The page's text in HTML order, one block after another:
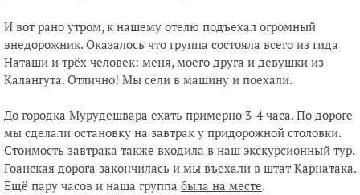
И вот рано утром, к нашему отелю подъехал огромный
внедорожник. Оказалось что группа состояла всего из гида
Наташи и трёх человек: меня, моего друга и девушки из
Калангута. Отлично! Мы сели в машину и поехали.
До городка Мурудешвара ехать примерно 3-4 часа. По дороге
мы сделали остановку на завтрак у придорожной столовки.
Стоимость завтрака также входила в наш экскурсионный тур.
Гоанская дорога закончилась и мы въехали в штат Карнатака.
Ещё пару часов и наша группа была на месте.